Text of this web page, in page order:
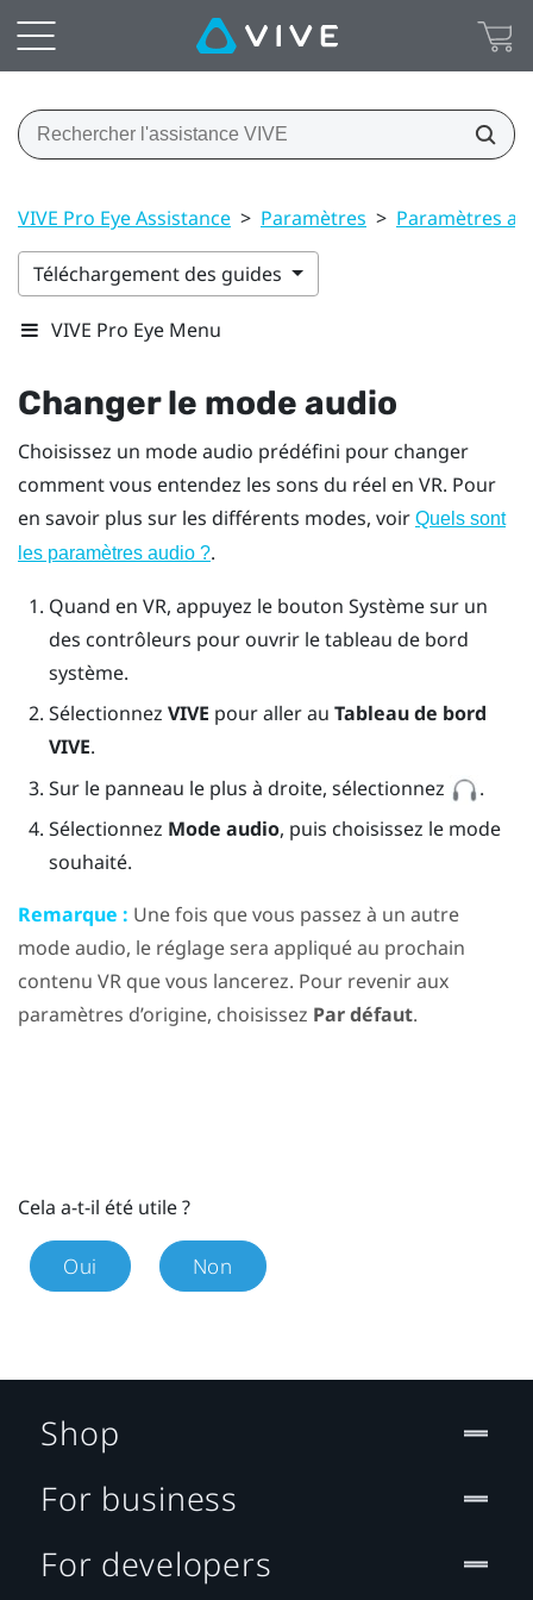
VIVE Pro Eye Assistance > Paramètres > Paramètres
Téléchargement des guides
VIVE Pro Eye Menu
Changer le mode audio
Choisissez un mode audio prédéfini pour changer
comment vous entendez les sons du réel en VR. Pour
en savoir plus sur les différents modes, voir Quels sont
les paramètres audio ?.
Quand en VR, appuyez le bouton Système sur un
des contrôleurs pour ouvrir le tableau de bord
système.
Sélectionnez VIVE pour aller au Tableau de bord
VIVE.
Sur le panneau le plus à droite, sélectionnez
.
Sélectionnez Mode audio, puis choisissez le mode
souhaité.
Remarque : Une fois que vous passez à un autre
mode audio, le réglage sera appliqué au prochain
contenu VR que vous lancerez. Pour revenir aux
paramètres d’origine, choisissez Par défaut.
Cela a-t-il été utile ?
Oui Non
Shop
For business
For developers